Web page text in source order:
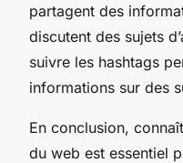
partagent des
discutent des sujets
suivre les hashtags
informations sur des
En conclusion,
du web est essentiel